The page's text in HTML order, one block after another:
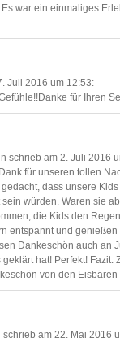
war ein einmaliges
Juli 2016 um 12:53:
für Ihren
schrieb am 2. Juli 2016
für unseren tollen
dass unsere
würden. Waren sie
die Kids den
entspannt und
Dankeschön auch an
hat! Perfekt! Fazit:
von den
schrieb am 22. Mai 2016